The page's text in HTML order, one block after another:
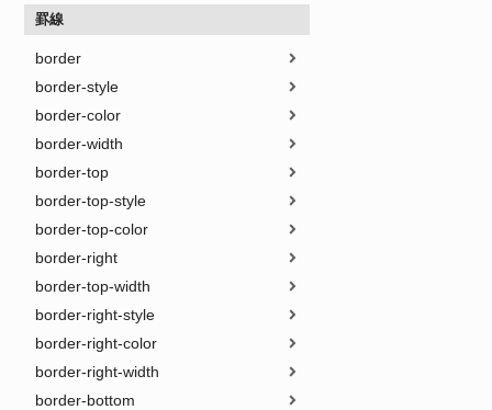
罫線
border
border-style
border-color
border-width
border-top
border-top-style
border-top-color
border-right
border-top-width
border-right-style
border-right-color
border-right-width
border-bottom